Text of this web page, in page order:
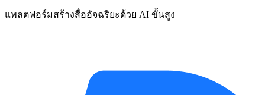
แพลตฟอร์มสร้างสื่ออัจฉริยะด้วย AI ขั้นสูง